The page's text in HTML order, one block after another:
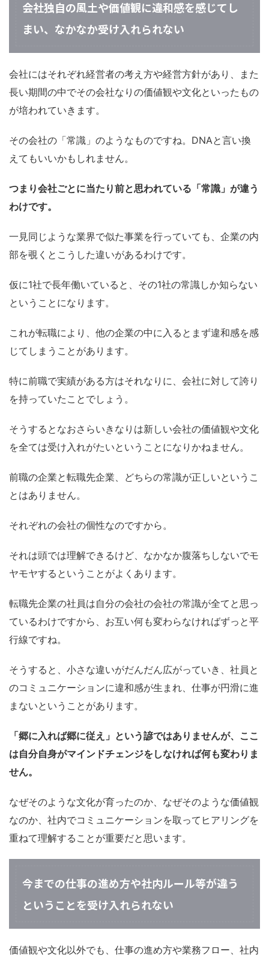
会社独自の風土や価値観に違和感を感じてし
まい、なかなか受け入れられない
会社にはそれぞれ経営者の考え方や経営方針があり、また
長い期間の中でその会社なりの価値観や文化といったもの
が培われていきます。
その会社の「常識」のようなものですね。DNAと言い換
えてもいいかもしれません。
つまり会社ごとに当たり前と思われている「常識」が違う
わけです。
一見同じような業界で似た事業を行っていても、企業の内
部を覗くとこうした違いがあるわけです。
仮に1社で長年働いていると、その1社の常識しか知らない
ということになります。
これが転職により、他の企業の中に入るとまず違和感を感
じてしまうことがあります。
特に前職で実績がある方はそれなりに、会社に対して誇り
を持っていたことでしょう。
そうするとなおさらいきなりは新しい会社の価値観や文化
を全ては受け入れがたいということになりかねません。
前職の企業と転職先企業、どちらの常識が正しいというこ
とはありません。
それぞれの会社の個性なのですから。
それは頭では理解できるけど、なかなか腹落ちしないでモ
ヤモヤするということがよくあります。
転職先企業の社員は自分の会社の会社の常識が全てと思っ
ているわけですから、お互い何も変わらなければずっと平
行線ですね。
そうすると、小さな違いがだんだん広がっていき、社員と
のコミュニケーションに違和感が生まれ、仕事が円滑に進
まないということがあります。
「郷に入れば郷に従え」という諺ではありませんが、ここ
は自分自身がマインドチェンジをしなければ何も変わりま
せん。
なぜそのような文化が育ったのか、なぜそのような価値観
なのか、社内でコミュニケーションを取ってヒアリングを
重ねて理解することが重要だと思います。
今までの仕事の進め方や社内ルール等が違う
ということを受け入れられない
価値観や文化以外でも、仕事の進め方や業務フロー、社内